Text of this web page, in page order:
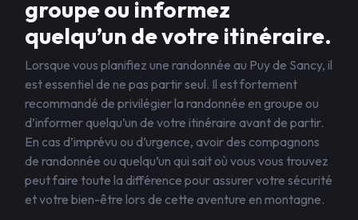
groupe ou informez
quelqu’un de votre itinéraire.
Lorsque vous planifiez une randonnée au Puy de Sancy, il
est essentiel de ne pas partir seul. Il est fortement
recommandé de privilégier la randonnée en groupe ou
d’informer quelqu’un de votre itinéraire avant de partir.
En cas d’imprévu ou d’urgence, avoir des compagnons
de randonnée ou quelqu’un qui sait où vous vous trouvez
peut faire toute la différence pour assurer votre sécurité
et votre bien-être lors de cette aventure en montagne.